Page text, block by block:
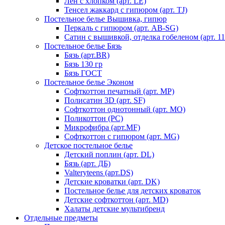
Тенсел жаккард с гипюром (арт. TJ)
Постельное белье Вышивка, гипюр
Перкаль с гипюром (арт. AB-SG)
Сатин с вышивкой, отделка гобеленом (арт.
Постельное белье Бязь
Бязь (арт.BR)
Бязь 130 гр
Бязь ГОСТ
Постельное белье Эконом
Софткоттон печатный (арт. MР)
Полисатин 3D (арт. SF)
Софткоттон однотонный (арт. MO)
Поликоттон (PC)
Микрофибра (арт.MF)
Софткоттон с гипюром (арт. MG)
Детское постельное белье
Детский поплин (арт. DL)
Бязь (арт. ДБ)
Valteryteens (арт.DS)
Детские кроватки (арт. DK)
Постельное белье для детских кроваток
Детские софткоттон (арт. MD)
Халаты детские мультибренд
Отдельные предметы